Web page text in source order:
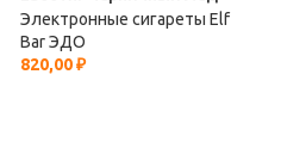
Электронные сигареты Elf
Bar ЭДО
820,00₽